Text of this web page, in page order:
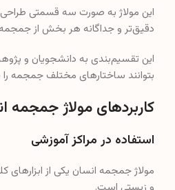
این مولاژ به صورت سه قسمتی
دقیق‌تر و جداگانه هر بخش از جمجمه
این تقسیم‌بندی به دانشجویان و
بتوانند ساختارهای مختلف جمجمه
کاربردهای مولاژ جمجمه
استفاده در مراکز آموزشی
مولاژ جمجمه انسان یکی از